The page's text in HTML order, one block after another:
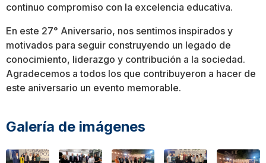
continuo compromiso con la excelencia educativa.
En este 27° Aniversario, nos sentimos inspirados y
motivados para seguir construyendo un legado de
conocimiento, liderazgo y contribución a la sociedad.
Agradecemos a todos los que contribuyeron a hacer de
este aniversario un evento memorable.
Galería de imágenes